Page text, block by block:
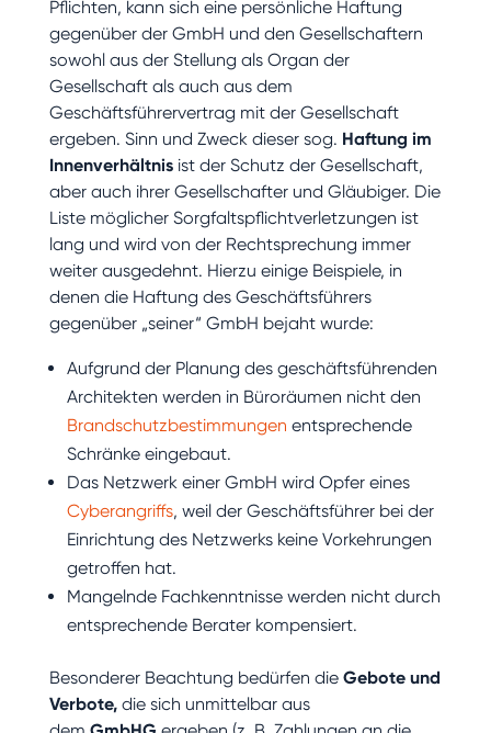
Pflichten, kann sich eine persönliche Haftung
gegenüber der GmbH und den Gesellschaftern
sowohl aus der Stellung als Organ der
Gesellschaft als auch aus dem
Geschäftsführervertrag mit der Gesellschaft
ergeben. Sinn und Zweck dieser sog. Haftung im
Innenverhältnisist der Schutz der Gesellschaft,
aber auch ihrer Gesellschafter und Gläubiger. Die
Liste möglicher Sorgfaltspflichtverletzungen ist
lang und wird von der Rechtsprechung immer
weiter ausgedehnt. Hierzu einige Beispiele, in
denen die Haftung des Geschäftsführers
gegenüber „seiner“ GmbH bejaht wurde:
Aufgrund der Planung des geschäftsführenden
Architekten werden in Büroräumen nicht den
Brandschutzbestimmungen entsprechende
Schränke eingebaut.
Das Netzwerk einer GmbH wird Opfer eines
Cyberangriffs, weil der Geschäftsführer bei der
Einrichtung des Netzwerks keine Vorkehrungen
getroffen hat.
Mangelnde Fachkenntnisse werden nicht durch
entsprechende Berater kompensiert.
Besonderer Beachtung bedürfen die Gebote und
Verbote,die sich unmittelbar aus